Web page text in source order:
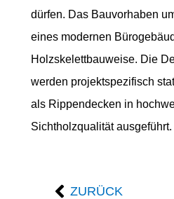
dürfen. Das Bauvorhaben
eines modernen
Holzskelettbauweise. Die
werden projektspezifisch
als Rippendecken in
Sichtholzqualität ausgeführt.
ZURÜCK